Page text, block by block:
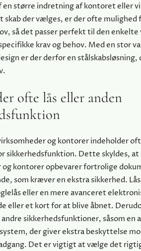
en større indretning af kontoret eller
skab der vælges, er der ofte mulighed
så det passer perfekt til den enkelte
krav og behov. Med en stor
er der derfor en stålskabsløsning,
ofte lås eller anden
og kontorer indeholder
sikkerhedsfunktion. Dette skyldes, at
og kontorer opbevarer fortrolige
som kræver en ekstra sikkerhed.
eller en mere avanceret
eller et kort for at blive åbnet.
andre sikkerhedsfunktioner, såsom en
der giver ekstra beskyttelse
Det er vigtigt at vælge det